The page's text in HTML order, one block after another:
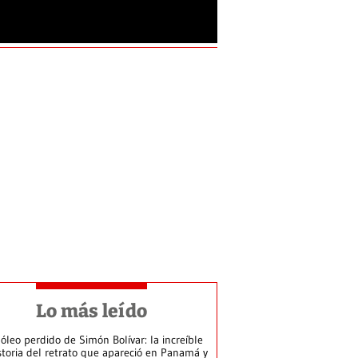
Lo más leído
perdido de Simón Bolívar: la increíble
del retrato que apareció en Panamá y